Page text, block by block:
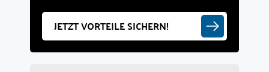
JETZT VORTEILE SICHERN!